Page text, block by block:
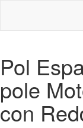
Pol
pole
con